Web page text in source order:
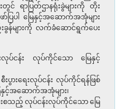
တွင် ရာပြတ်ဌာနရုံးခွဲများကို တိုး
ပြပါ မြေနှင့်အဆောက်အအုံများ
ခွန်များကို လက်ခံဆောင်ရွက်ပေး
လုပ်ငန်း လုပ်ကိုင်သော မြေနှင့်
းပွားရေးလုပ်ငန်း လုပ်ကိုင်ရန်ဖြစ်
နှင့်အဆောက်အအုံများ၊
စသည့် လုပ်ငန်းလုပ်ကိုင်သော မြေ